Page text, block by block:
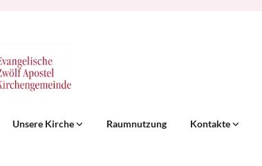
Unsere Kirche Raumnutzung Kontakte